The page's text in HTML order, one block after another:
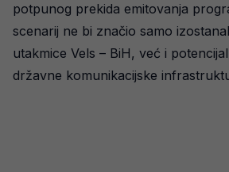
potpunog prekida emitovanja
scenarij ne bi značio samo
utakmice Vels – BiH, već i
državne komunikacijske